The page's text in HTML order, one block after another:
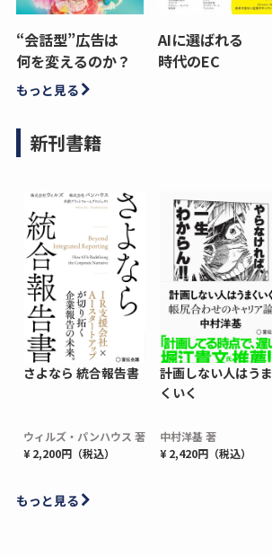
“会話型”広告は
何を変えるのか？
AIに選ばれる
時代のEC
もっと見る
新刊書籍
さよなら 統合報告書
ウィルズ・パンハウス 著
¥ 2,200円（税込）
計画しない人はうま
くいく
中村洋基 著
¥ 2,420円（税込）
もっと見る